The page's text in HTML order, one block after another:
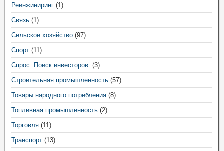
Реинжиниринг (1)
Связь (1)
Сельское хозяйство (97)
Спорт (11)
Спрос. Поиск инвесторов. (3)
Строительная промышленность (57)
Товары народного потребления (8)
Топливная промышленность (2)
Торговля (11)
Транспорт (13)